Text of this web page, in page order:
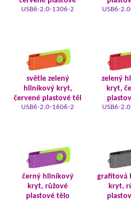
USB6-2.0-1306-2 USB6-
světle zelený
hliníkový kryt,
červené plastové těl
USB6-2.0-1606-2
zelený
kryt,
USB6-
černý hliníkový
kryt, růžové
plastové tělo
grafitová
kryt,